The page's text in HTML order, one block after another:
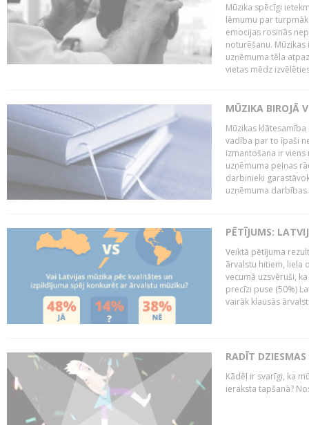
Mūzika spēcīgi
lēmumu par
emocijas rosinās
noturēšanu.
uzņēmuma tēla
vietas mēdz
MŪZIKA BIROJĀ
Mūzikas
vadība par to īpaši
izmantošana ir
uzņēmuma peļņas
darbinieki
uzņēmuma
PĒTĪJUMS:
Veiktā pētījuma
ārvalstu hitiem, liela
vecumā uzsvēruši,
precīzi puse (50%)
vairāk klausās
RADĪT
Kādēļ ir svarīgi, ka
ieraksta tapšanā?